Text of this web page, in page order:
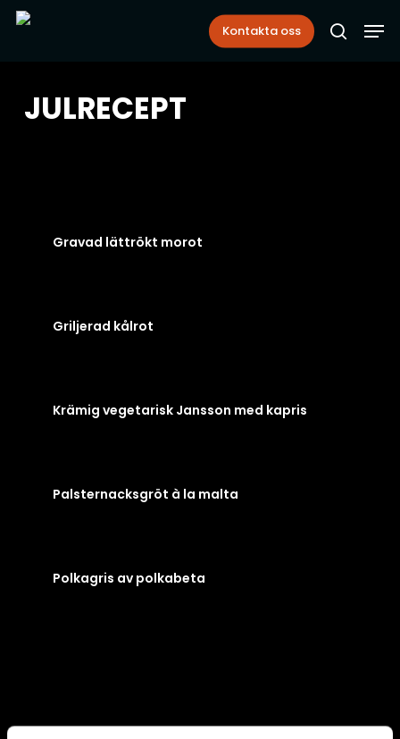
Skip
Kontakta oss search
JULRECEPT
Gravad lättrökt morot
Griljerad kålrot
Krämig vegetarisk Jansson med kapris
Palsternacksgröt à la malta
Polkagris av polkabeta